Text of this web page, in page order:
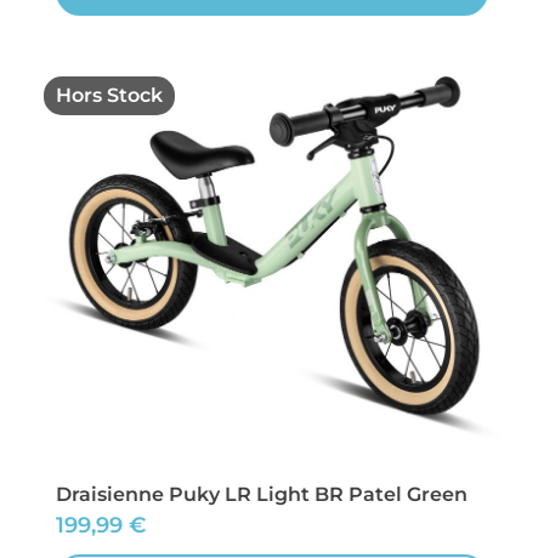
Hors Stock
Draisienne Puky LR Light BR Patel Green
199,99 €